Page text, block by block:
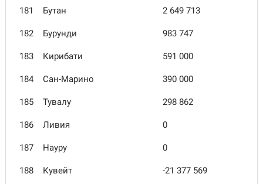
181 Бутан 2 649 713
182 Бурунди 983 747
183 Кирибати 591 000
184 Сан-Марино 390 000
185 Тувалу 298 862
186 Ливия 0
187 Науру 0
188 Кувейт -21 377 569